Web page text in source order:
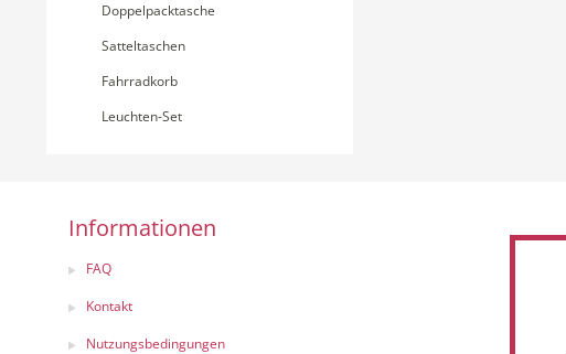
Doppelpacktasche
Satteltaschen
Fahrradkorb
Leuchten-Set
Informationen
FAQ
Kontakt
Nutzungsbedingungen